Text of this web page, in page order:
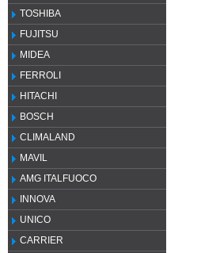
TOSHIBA
FUJITSU
MIDEA
FERROLI
HITACHI
BOSCH
CLIMALAND
MAVIL
AMG ITALFUOCO
INNOVA
UNICO
CARRIER